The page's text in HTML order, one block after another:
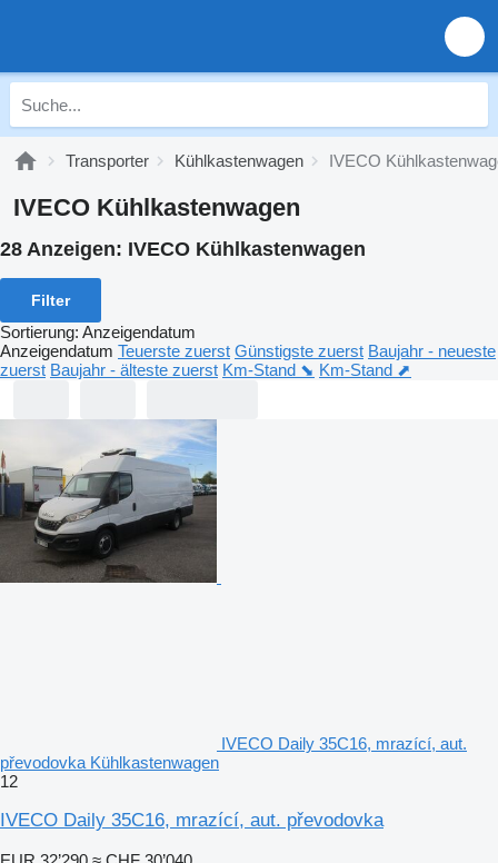
Transporter Kühlkastenwagen IVECO
IVECO Kühlkastenwagen
28 Anzeigen: IVECO Kühlkastenwagen
Filter
Sortierung: Anzeigendatum
Anzeigendatum Teuerste zuerst Günstigste zuerst Baujahr - neueste
zuerst Baujahr - älteste zuerst Km-Stand ⬊ Km-Stand ⬈
IVECO Daily 35C16, mrazící, aut.
převodovka Kühlkastenwagen
12
IVECO Daily 35C16, mrazící, aut. převodovka